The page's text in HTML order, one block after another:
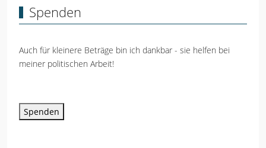
Spenden
Auch für kleinere Beträge bin ich dankbar - sie helfen bei
meiner politischen Arbeit!
Spenden